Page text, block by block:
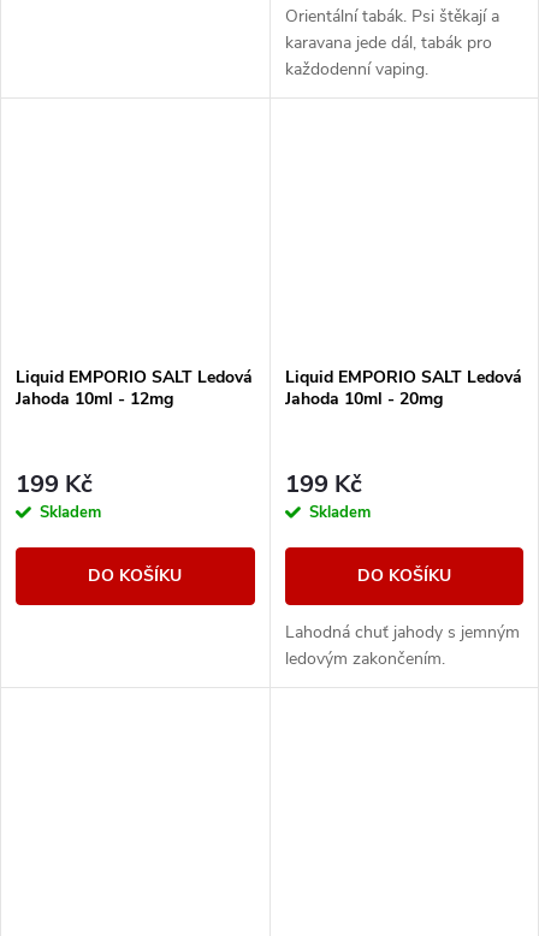
Orientální tabák. Psi štěkají a
karavana jede dál, tabák pro
každodenní vaping.
Liquid EMPORIO SALT Ledová
Jahoda 10ml - 12mg
199 Kč
Skladem
DO KOŠÍKU
Liquid EMPORIO SALT Ledová
Jahoda 10ml - 20mg
199 Kč
Skladem
DO KOŠÍKU
Lahodná chuť jahody s jemným
ledovým zakončením.